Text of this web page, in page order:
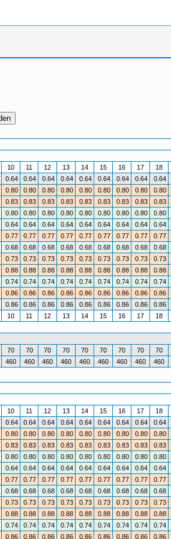
10 11 12 13 14 15 16 17 18
0.64 0.64 0.64 0.64 0.64 0.64 0.64 0.64 0.64
0.80 0.80 0.80 0.80 0.80 0.80 0.80 0.80 0.80
0.83 0.83 0.83 0.83 0.83 0.83 0.83 0.83 0.83
0.80 0.80 0.80 0.80 0.80 0.80 0.80 0.80 0.80
0.64 0.64 0.64 0.64 0.64 0.64 0.64 0.64 0.64
0.77 0.77 0.77 0.77 0.77 0.77 0.77 0.77 0.77
0.68 0.68 0.68 0.68 0.68 0.68 0.68 0.68 0.68
0.73 0.73 0.73 0.73 0.73 0.73 0.73 0.73 0.73
0.88 0.88 0.88 0.88 0.88 0.88 0.88 0.88 0.88
0.74 0.74 0.74 0.74 0.74 0.74 0.74 0.74 0.74
0.86 0.86 0.86 0.86 0.86 0.86 0.86 0.86 0.86
0.86 0.86 0.86 0.86 0.86 0.86 0.86 0.86 0.86
10 11 12 13 14 15 16 17 18
70 70 70 70 70 70 70 70 70
460 460 460 460 460 460 460 460 460
10 11 12 13 14 15 16 17 18
0.64 0.64 0.64 0.64 0.64 0.64 0.64 0.64 0.64
0.80 0.80 0.80 0.80 0.80 0.80 0.80 0.80 0.80
0.83 0.83 0.83 0.83 0.83 0.83 0.83 0.83 0.83
0.80 0.80 0.80 0.80 0.80 0.80 0.80 0.80 0.80
0.64 0.64 0.64 0.64 0.64 0.64 0.64 0.64 0.64
0.77 0.77 0.77 0.77 0.77 0.77 0.77 0.77 0.77
0.68 0.68 0.68 0.68 0.68 0.68 0.68 0.68 0.68
0.73 0.73 0.73 0.73 0.73 0.73 0.73 0.73 0.73
0.88 0.88 0.88 0.88 0.88 0.88 0.88 0.88 0.88
0.74 0.74 0.74 0.74 0.74 0.74 0.74 0.74 0.74
0.86 0.86 0.86 0.86 0.86 0.86 0.86 0.86 0.86